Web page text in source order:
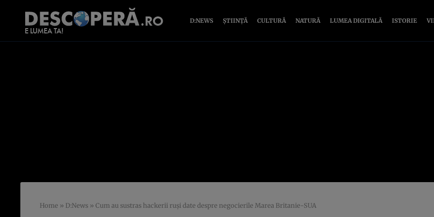
D:NEWS ȘTIINȚĂ CULTURĂ NATURĂ LUMEA DIGITALĂ ISTORIE
Home » D:News » Cum au sustras hackerii ruşi date despre negocierile Marea Britanie-SUA